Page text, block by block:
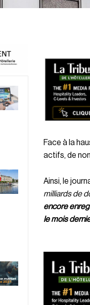
Face à la
actifs, de
Ainsi, le
milliards de
encore
le mois